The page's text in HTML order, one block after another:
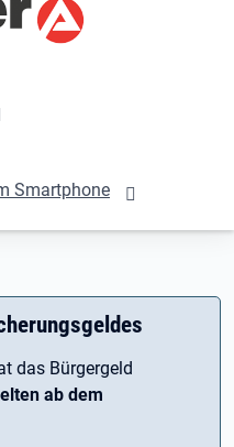
Smartphone
das Bürgergeld
ab dem